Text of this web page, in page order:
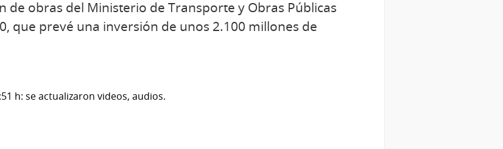
de obras del Ministerio de Transporte y Obras Públicas
que prevé una inversión de unos 2.100 millones de
h: se actualizaron videos, audios.